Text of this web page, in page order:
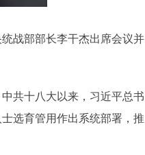
战部部长李干杰出席会议并
共十八大以来，习近平总书
选育管用作出系统部署，推